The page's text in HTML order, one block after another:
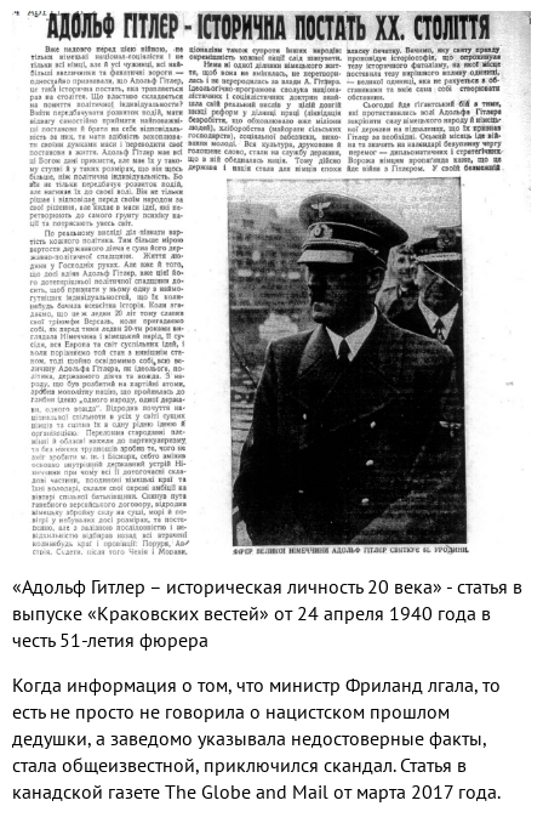
«Адольф Гитлер – историческая личность 20 века» - статья в
выпуске «Краковских вестей» от 24 апреля 1940 года в
честь 51-летия фюрера
Когда информация о том, что министр Фриланд лгала, то
есть не просто не говорила о нацистском прошлом
дедушки, а заведомо указывала недостоверные факты,
стала общеизвестной, приключился скандал. Статья в
канадской газете The Globe and Mail от марта 2017 года.